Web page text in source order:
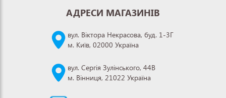
АДРЕСИ МАГАЗИНІВ
вул. Віктора Некрасова, буд. 1-3Г
м. Київ, 02000 Україна
вул. Сергія Зулінського, 44В
м. Вінниця, 21022 Україна